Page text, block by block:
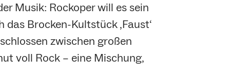
Musik: Rockoper will es sein
Brocken-Kultstück ‚Faust‘
zwischen großen
voll Rock – eine Mischung,